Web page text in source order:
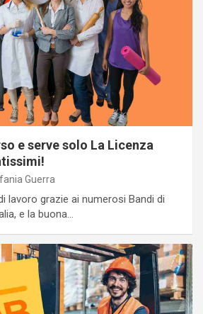
e serve solo La Licenza
Guerra
lavoro grazie ai numerosi Bandi di
e la buona…